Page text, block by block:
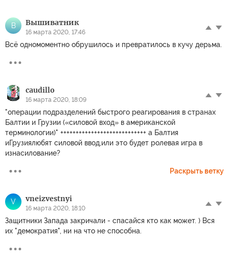
В Вышиватник
16 марта 2020, 17:46
Всё одномоментно обрушилось и превратилось в кучу дерьма.
caudillo
16 марта 2020, 18:09
"операции подразделений быстрого реагирования в странах
Балтии и Грузии («силовой вход» в американской
терминологии)" ++++++++++++++++++++++++++++ а Балтия
иГрузиялюбят силовой ввод,или это будет ролевая игра в
изнасилование?
Раскрыть ветку
V vneizvestnyi
16 марта 2020, 18:10
Защитники Запада закричали - спасайся кто как может. ) Вся
их "демократия", ни на что не способна.